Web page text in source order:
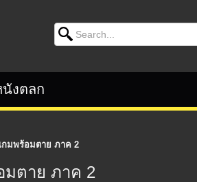
Search for:
งตลก
กมพร้อมตาย ภาค 2
มตาย ภาค 2